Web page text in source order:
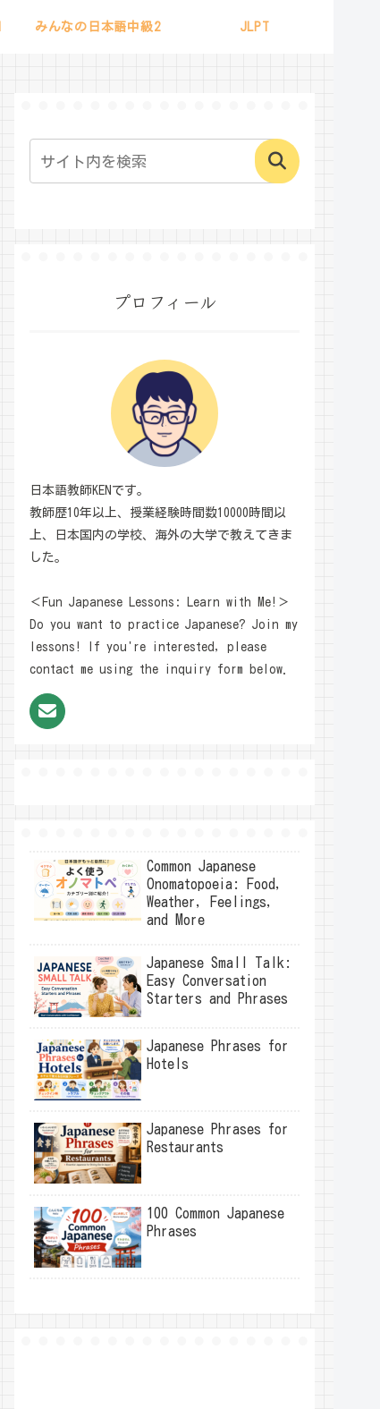
みんなの日本語中級2 JLPT
プロフィール
日本語教師KENです。
教師歴10年以上、授業経験時間数10000時間以
上、日本国内の学校、海外の大学で教えてきま
した。
＜Fun Japanese Lessons: Learn with Me!＞
Do you want to practice Japanese? Join my
lessons! If you're interested, please
contact me using the inquiry form below.
Common Japanese
Onomatopoeia: Food,
Weather, Feelings,
and More
Japanese Small Talk:
Easy Conversation
Starters and Phrases
Japanese Phrases for
Hotels
Japanese Phrases for
Restaurants
100 Common Japanese
Phrases